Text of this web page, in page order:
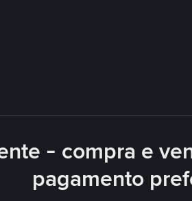
- compra e
pagamento